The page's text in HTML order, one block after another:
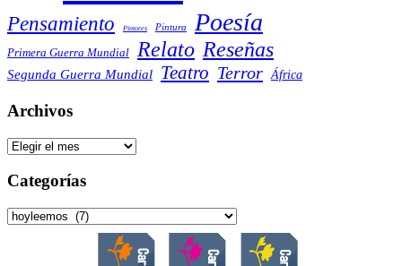
Pensamiento Pintores Pintura Poesía
Primera Guerra Mundial Relato Reseñas
Segunda Guerra Mundial Teatro Terror África
Archivos
Archivos
Categorías
Categorías